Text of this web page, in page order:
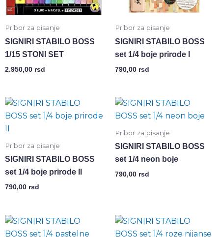
Pribor za pisanje
SIGNIRI STABILO BOSS
1/15 STONI SET
2.950,00 rsd
Pribor za pisanje
SIGNIRI STABILO BOSS
set 1/4 boje prirode I
790,00 rsd
Pribor za pisanje
SIGNIRI STABILO BOSS
set 1/4 boje prirode II
790,00 rsd
Pribor za pisanje
SIGNIRI STABILO BOSS
set 1/4 neon boje
790,00 rsd